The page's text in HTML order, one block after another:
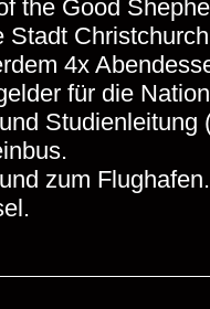
the Good
Stadt Christchurch
4x
für die
Studienleitung
zum Flughafen.